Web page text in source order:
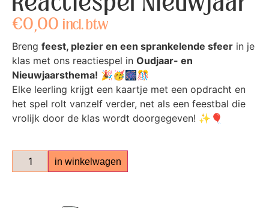
€0,00 incl. btw
Breng feest, plezier en een sprankelende sfeer in je
klas met ons reactiespel in Oudjaar- en
Nieuwjaarsthema! 🎉🥳🎆🎊
Elke leerling krijgt een kaartje met een opdracht en
het spel rolt vanzelf verder, net als een feestbal die
vrolijk door de klas wordt doorgegeven! ✨🎈
in winkelwagen